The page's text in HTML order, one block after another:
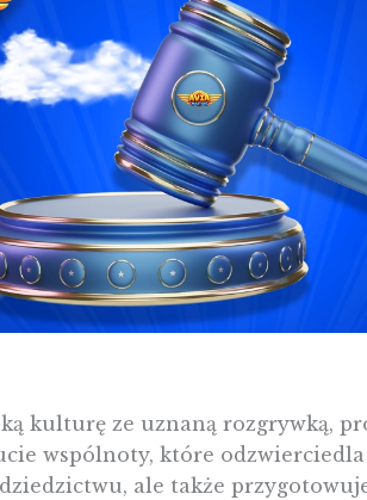
kulturę ze uznaną rozgrywką,
wspólnoty, które odzwierciedla
ale także